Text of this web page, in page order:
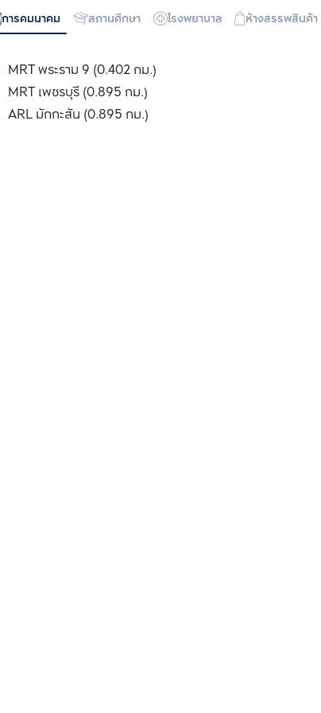
การคมนาคม สถานศึกษา โรงพยาบาล ห้างสรรพสินค้า
MRT พระราม 9 (0.402 กม.)
MRT เพชรบุรี (0.895 กม.)
ARL มักกะสัน (0.895 กม.)